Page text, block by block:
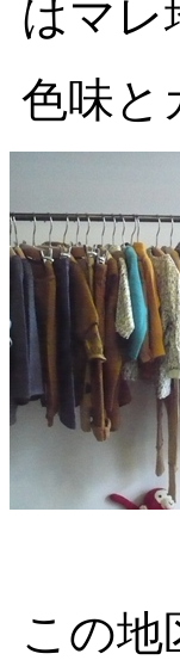
はマレ
色味と
この地